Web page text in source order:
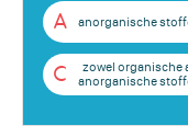
A anorganische
C
zowel organische
anorganische